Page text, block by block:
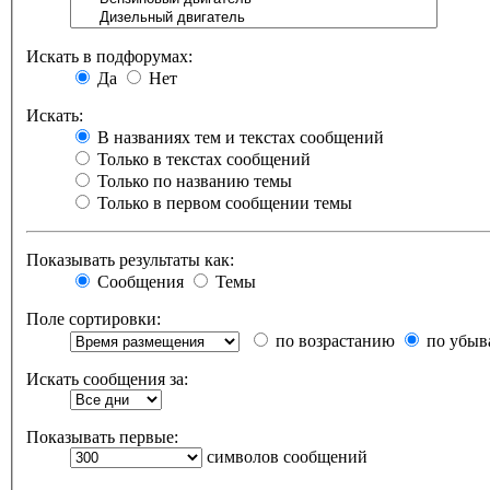
Искать в подфорумах:
Да
Нет
Искать:
В названиях тем и текстах сообщений
Только в текстах сообщений
Только по названию темы
Только в первом сообщении темы
Показывать результаты как:
Сообщения
Темы
Поле сортировки:
по возрастанию
по
Искать сообщения за:
Показывать первые:
символов сообщений